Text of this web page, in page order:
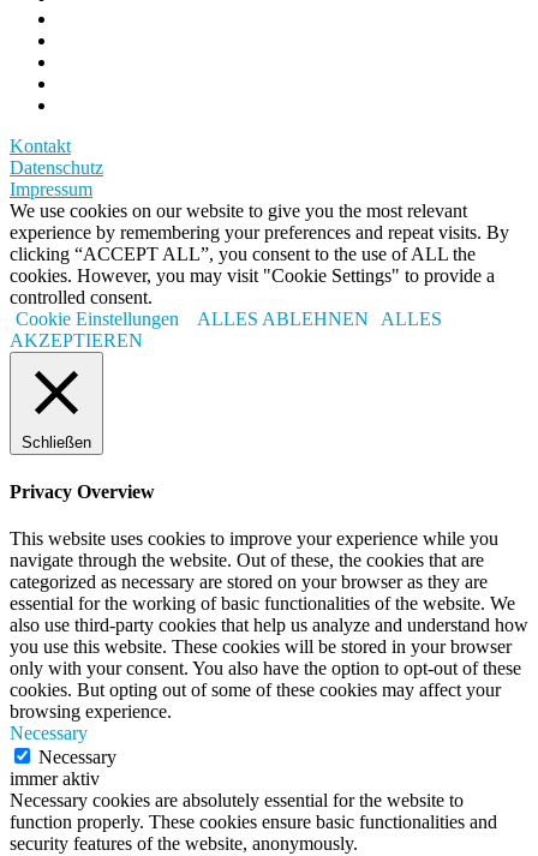
Kontakt
Datenschutz
Impressum
We use cookies on our website to give you the most relevant
experience by remembering your preferences and repeat visits. By
clicking “ACCEPT ALL”, you consent to the use of ALL the
cookies. However, you may visit "Cookie Settings" to provide a
controlled consent.
Cookie Einstellungen
ALLES ABLEHNEN
ALLES
AKZEPTIEREN
Schließen
Privacy Overview
This website uses cookies to improve your experience while you
navigate through the website. Out of these, the cookies that are
categorized as necessary are stored on your browser as they are
essential for the working of basic functionalities of the website. We
also use third-party cookies that help us analyze and understand how
you use this website. These cookies will be stored in your browser
only with your consent. You also have the option to opt-out of these
cookies. But opting out of some of these cookies may affect your
browsing experience.
Necessary
Necessary
immer aktiv
Necessary cookies are absolutely essential for the website to
function properly. These cookies ensure basic functionalities and
security features of the website, anonymously.